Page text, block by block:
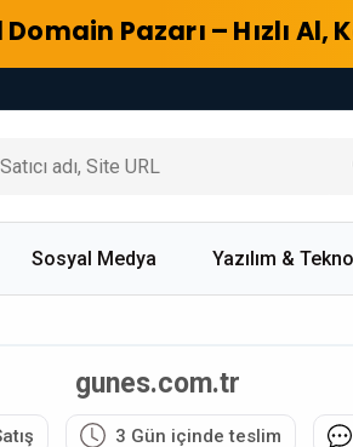
Domain Pazarı – Hızlı Al,
Sosyal Medya Yazılım &
gunes.com.tr
3 Gün içinde teslim